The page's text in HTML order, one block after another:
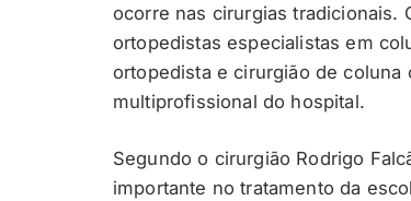
ocorre nas cirurgias tradicionais.
ortopedistas especialistas em
ortopedista e cirurgião de coluna
multiprofissional do hospital.
Segundo o cirurgião Rodrigo
importante no tratamento da